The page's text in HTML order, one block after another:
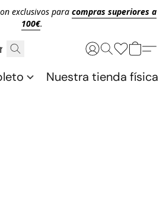
exclusivos para compras superiores a
100€.
Nuestra tienda física